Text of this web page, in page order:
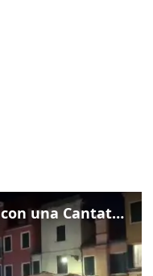
Venezia omaggia Guccini con una Cantata Anarchica in campo Santa Margherita